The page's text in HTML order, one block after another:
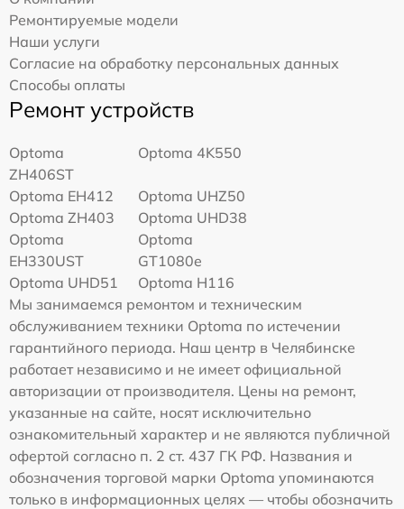
Ремонтируемые модели
Наши услуги
Согласие на обработку персональных данных
Способы оплаты
Ремонт устройств
Optoma
ZH406ST
Optoma 4K550
Optoma EH412
Optoma UHZ50
Optoma ZH403
Optoma UHD38
Optoma
EH330UST
Optoma
GT1080e
Optoma UHD51
Optoma H116
Мы занимаемся ремонтом и техническим
обслуживанием техники Optoma по истечении
гарантийного периода. Наш центр в Челябинске
работает независимо и не имеет официальной
авторизации от производителя. Цены на ремонт,
указанные на сайте, носят исключительно
ознакомительный характер и не являются публичной
офертой согласно п. 2 ст. 437 ГК РФ. Названия и
обозначения торговой марки Optoma упоминаются
только в информационных целях — чтобы обозначить